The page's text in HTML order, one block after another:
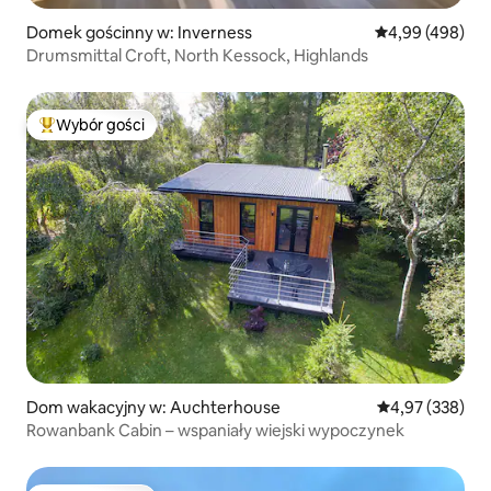
Domek gościnny w: Inverness Średnia
4,99 (498)
Drumsmittal Croft, North Kessock, Highlands
Najpopularniejsze z kategorii Wybór gości
Wybór gości
Dom wakacyjny w: Auchterhouse Średnia
4,97 (338)
Rowanbank Cabin – wspaniały wiejski wypoczynek